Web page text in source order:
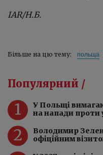
IAR/Н.Б.
Більше на цю тему: польща
Популярний /
1
У Польщі
на напади проти
2
Володимир
офіційним